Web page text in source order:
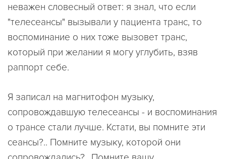
неважен словесный ответ: я знал, что если
"телесеансы" вызывали у пациента транс, то
воспоминание о них тоже вызовет транс,
который при желании я могу углубить, взяв
раппорт себе.
Я записал на магнитофон музыку,
сопровождавшую телесеансы - и воспоминания
о трансе стали лучше. Кстати, вы помните эти
сеансы?.. Помните музыку, которой они